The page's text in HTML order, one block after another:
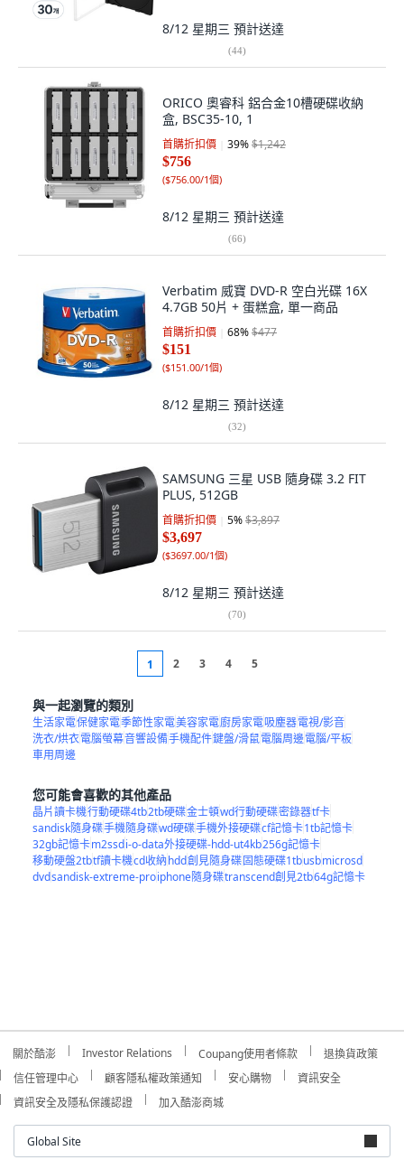
8/12 星期三 預計送達
(44)
ORICO 奧睿科 鋁合金10槽硬碟收納
盒, BSC35-10, 1
首購折扣價 39%$1,242
$756
($756.00/1個)
8/12 星期三 預計送達
(66)
Verbatim 威寶 DVD-R 空白光碟 16X
4.7GB 50片 + 蛋糕盒, 單一商品
首購折扣價 68%$477
$151
($151.00/1個)
8/12 星期三 預計送達
(32)
SAMSUNG 三星 USB 隨身碟 3.2 FIT
PLUS, 512GB
首購折扣價 5%$3,897
$3,697
($3697.00/1個)
8/12 星期三 預計送達
(70)
1 2 3 4 5
與一起瀏覽的類別
生活家電保健家電季節性家電美容家電廚房家電吸塵器電視/影音
洗衣/烘衣電腦螢幕音響設備手機配件鍵盤/滑鼠電腦周邊電腦/平板
車用周邊
您可能會喜歡的其他產品
晶片讀卡機行動硬碟4tb2tb硬碟金士頓wd行動硬碟密錄器tf卡
sandisk隨身碟手機隨身碟wd硬碟手機外接硬碟cf記憶卡1tb記憶卡
32gb記憶卡m2ssdi-o-data外接硬碟-hdd-ut4kb256g記憶卡
移動硬盤2tbtf讀卡機cd收納hdd創見隨身碟固態硬碟1tbusbmicrosd
dvdsandisk-extreme-proiphone隨身碟transcend創見2tb64g記憶卡
關於酷澎 Investor Relations Coupang使用者條款
退換貨政策
信任管理中心
顧客隱私權政策通知 安心購物
資訊安全
資訊安全及隱私保護認證
加入酷澎商城
Global Site